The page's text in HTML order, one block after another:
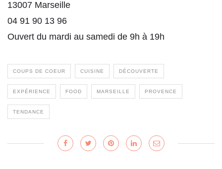
13007 Marseille
04 91 90 13 96
Ouvert du mardi au samedi de 9h à 19h
COUPS DE COEUR CUISINE DÉCOUVERTE
EXPÉRIENCE FOOD MARSEILLE PROVENCE
TENDANCE